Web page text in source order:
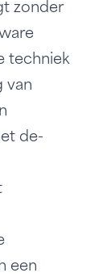
zonder
techniek
van
de-
een